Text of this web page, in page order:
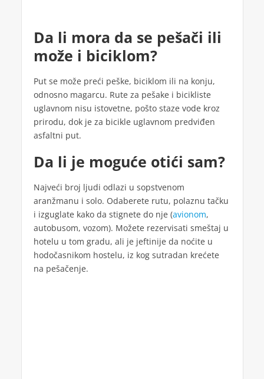
Da li mora da se pešači ili
može i biciklom?
Put se može preći peške, biciklom ili na konju,
odnosno magarcu. Rute za pešake i bicikliste
uglavnom nisu istovetne, pošto staze vode kroz
prirodu, dok je za bicikle uglavnom predviđen
asfaltni put.
Da li je moguće otići sam?
Najveći broj ljudi odlazi u sopstvenom
aranžmanu i solo. Odaberete rutu, polaznu tačku
i izguglate kako da stignete do nje (avionom,
autobusom, vozom). Možete rezervisati smeštaj u
hotelu u tom gradu, ali je jeftinije da noćite u
hodočasnikom hostelu, iz kog sutradan krećete
na pešačenje.